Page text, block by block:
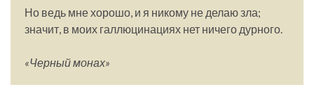
Но ведь мне хорошо, и я никому не делаю зла;
значит, в моих галлюцинациях нет ничего дурного.
«Черный монах»